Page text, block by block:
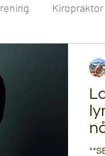
Kiropraktor
Kontorplager